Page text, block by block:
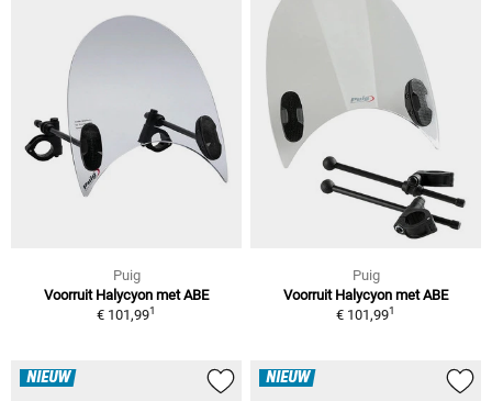
Puig
Voorruit Halycyon met ABE
€ 101,991
Puig
Voorruit Halycyon met ABE
€ 101,991
NIEUW NIEUW